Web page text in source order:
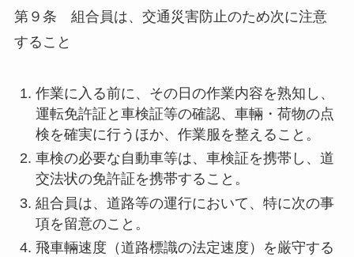
第９条 組合員は、交通災害防止のため次に注意
すること
作業に入る前に、その日の作業内容を熟知し、
運転免許証と車検証等の確認、車輛・荷物の点
検を確実に行うほか、作業服を整えること。
車検の必要な自動車等は、車検証を携帯し、道
交法状の免許証を携帯すること。
組合員は、道路等の運行において、特に次の事
項を留意のこと。
飛車輛速度（道路標識の法定速度）を厳守する